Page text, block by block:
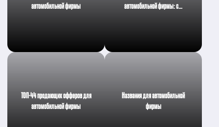
автомобильной фирмы
автомобильной фирмы: с…
ТОП-44 продающих офферов для
автомобильной фирмы
Названия для автомобильной
фирмы